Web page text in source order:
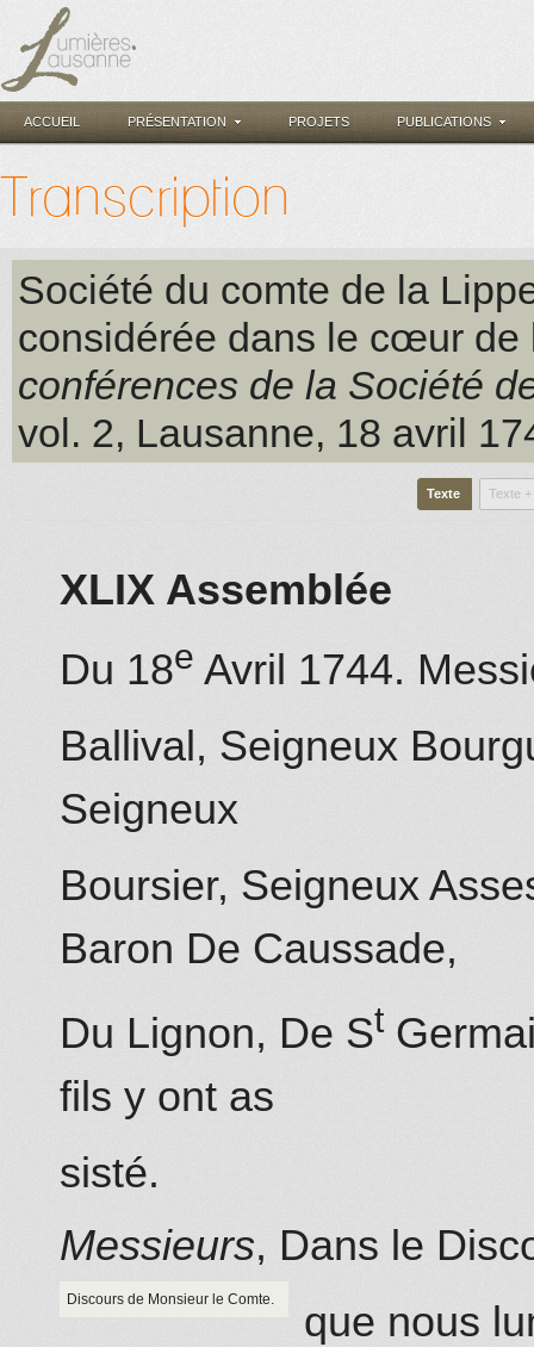
ACCUEIL PRÉSENTATION PROJETS PUBLICATIONS
Transcription
Société du comte de la
considérée dans le cœur
conférences de la Société
vol. 2, Lausanne, 18 avril
Texte Texte
XLIX Assemblée
Du 18e Avril 1744.
Ballival, Seigneux
Seigneux
Boursier, Seigneux
Baron De Caussade,
Du Lignon, De St
fils y ont as
sisté.
Messieurs, Dans le
Discours de Monsieur le Comte.
que nous